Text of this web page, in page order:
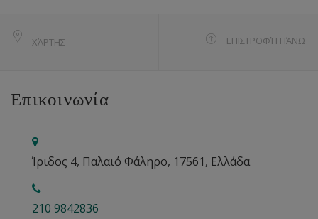
ΧΆΡΤΗΣ ΕΠΙΣΤΡΟΦΉ ΠΆΝΩ
Επικοινωνία
Ίριδος 4, Παλαιό Φάληρο, 17561, Ελλάδα
210 9842836